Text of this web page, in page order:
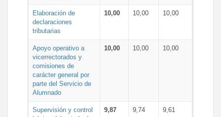
Elaboración de
declaraciones
tributarias
10,00 10,00 10,00
Apoyo operativo a
vicerrectorados y
comisiones de
carácter general por
parte del Servicio de
Alumnado
10,00 10,00 10,00
Supervisión y control
9,87 9,74 9,61